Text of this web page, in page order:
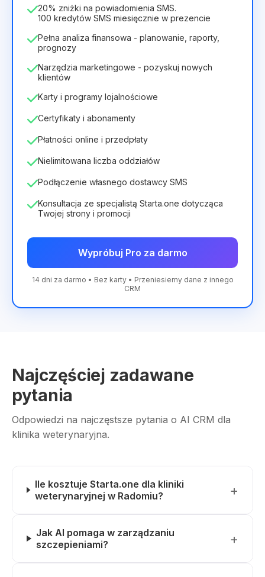
336zł za 12 Months
20% zniżki na powiadomienia SMS.
100 kredytów SMS miesięcznie w prezencie
Pełna analiza finansowa - planowanie, raporty,
prognozy
Narzędzia marketingowe - pozyskuj nowych
klientów
Karty i programy lojalnościowe
Certyfikaty i abonamenty
Płatności online i przedpłaty
Nielimitowana liczba oddziałów
Podłączenie własnego dostawcy SMS
Konsultacja ze specjalistą Starta.one dotycząca
Twojej strony i promocji
Wypróbuj Pro za darmo
14 dni za darmo • Bez karty • Przeniesiemy dane z innego
CRM
Najczęściej zadawane
pytania
Odpowiedzi na najczęstsze pytania o AI CRM dla
klinika weterynaryjna.
Ile kosztuje Starta.one dla kliniki
weterynaryjnej w Radomiu?
Jak AI pomaga w zarządzaniu
szczepieniami?